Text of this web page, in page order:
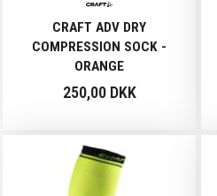
CRAFT ADV DRY
COMPRESSION SOCK -
ORANGE
250,00 DKK